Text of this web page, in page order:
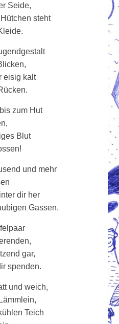
Seide,
steht
eisig kalt
zum Hut
Blut
und mehr
dir her
Gassen.
gar,
spenden.
und weich,
Teich